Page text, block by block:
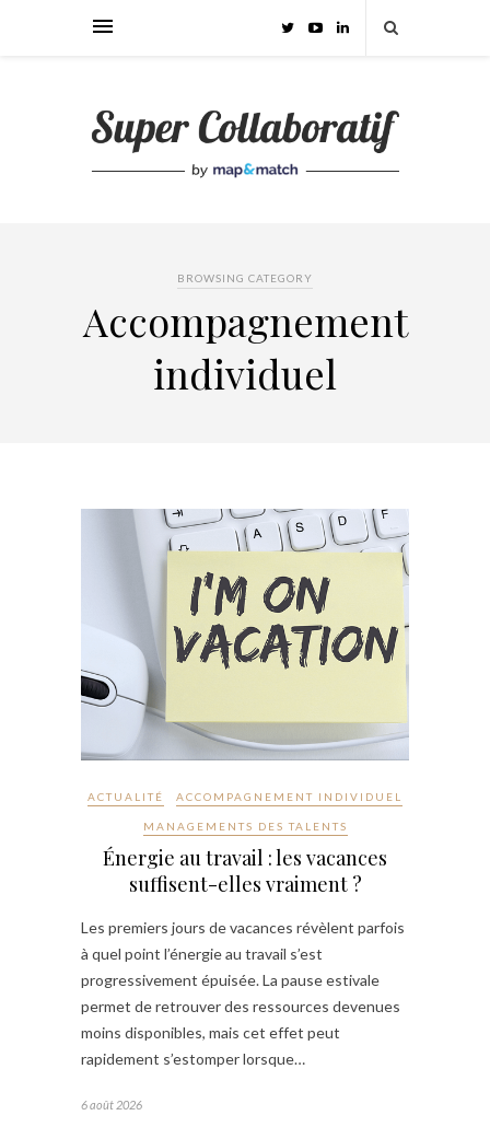
BROWSING CATEGORY
Accompagnement
individuel
ACTUALITÉ ACCOMPAGNEMENT INDIVIDUEL
MANAGEMENTS DES TALENTS
Énergie au travail : les vacances
suffisent-elles vraiment ?
Les premiers jours de vacances révèlent parfois
à quel point l’énergie au travail s’est
progressivement épuisée. La pause estivale
permet de retrouver des ressources devenues
moins disponibles, mais cet effet peut
rapidement s’estomper lorsque…
6 août 2026